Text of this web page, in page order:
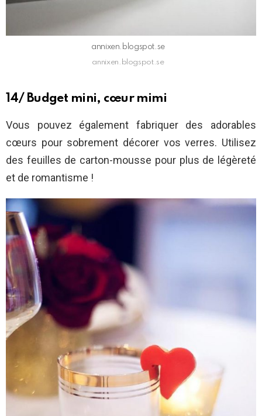
annixen.blogspot.se
annixen.blogspot.se
14/ Budget mini, cœur mimi
Vous pouvez également fabriquer des adorables
cœurs pour sobrement décorer vos verres. Utilisez
des feuilles de carton-mousse pour plus de légèreté
et de romantisme !